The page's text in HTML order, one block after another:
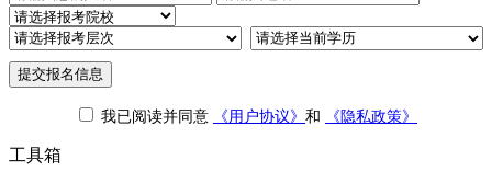
提交报名信息
我已阅读并同意 《用户协议》 和 《隐私政策》
工具箱